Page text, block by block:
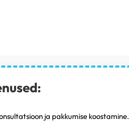
ja pakkumise koostamine.